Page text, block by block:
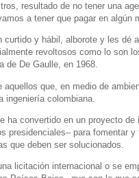
resultado de no tener una
a tener que pagar en algún
curtido y hábil, alborote y les dé
revoltosos como lo son
de De Gaulle, en 1968.
que, en medio de
ingeniería colombiana.
ha convertido en un proyecto
presidenciales– para fomentar
que deben ser solucionados.
licitación internacional o se